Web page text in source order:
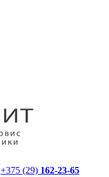
+375 (29) 162-23-65